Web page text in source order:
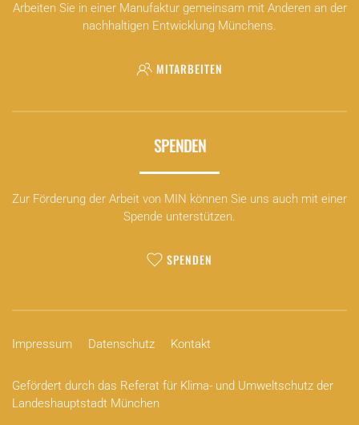
Arbeiten Sie in einer Manufaktur gemeinsam mit Anderen an der
nachhaltigen Entwicklung Münchens.
MITARBEITEN
SPENDEN
Zur Förderung der Arbeit von MIN können Sie uns auch mit einer
Spende unterstützen.
SPENDEN
Impressum Datenschutz Kontakt
Gefördert durch das Referat für Klima- und Umweltschutz der
Landeshauptstadt München